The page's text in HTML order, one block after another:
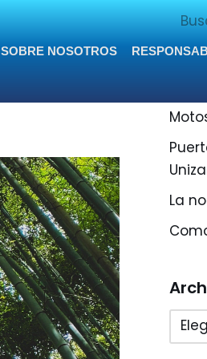
SOBRE NOSOTROS
La